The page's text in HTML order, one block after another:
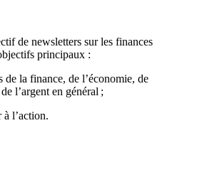
de newsletters sur les finances
principaux :
de la finance, de l’économie, de
l’argent en général ;
à l’action.